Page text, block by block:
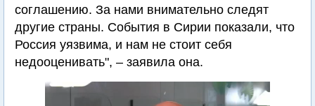
соглашению. За нами внимательно следят
другие страны. События в Сирии показали, что
Россия уязвима, и нам не стоит себя
недооценивать", – заявила она.